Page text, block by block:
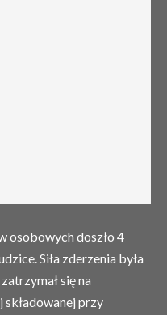
osobowych doszło 4
Siła zderzenia była
się na
przy